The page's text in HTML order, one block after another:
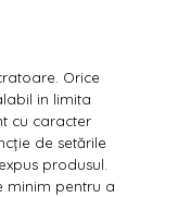
Orice
in limita
cu caracter
de setările
produsul.
minim pentru a